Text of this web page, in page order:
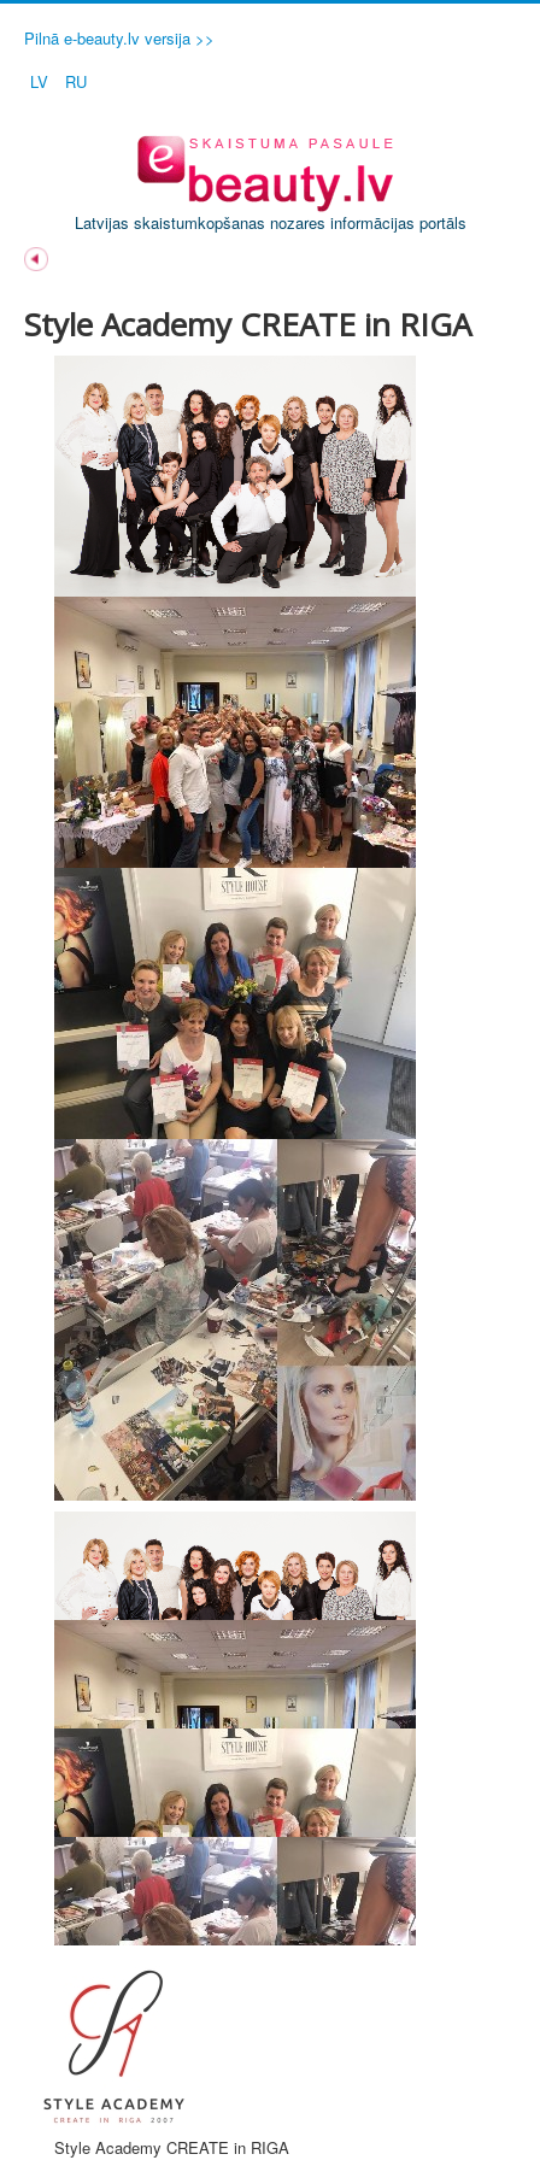
Pilnā e-beauty.lv versija >>
LV
RU
Latvijas skaistumkopšanas nozares informācijas portāls
Style Academy CREATE in RIGA
Style Academy CREATE in RIGA